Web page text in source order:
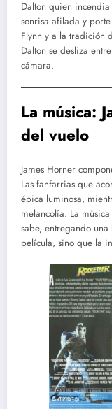
Dalton quien
sonrisa afilada y
Flynn y a la tradición
Dalton se desliza
cámara.
La música:
del vuelo
James Horner
Las fanfarrias que
épica luminosa,
melancolía. La
sabe, entregando
película, sino que la